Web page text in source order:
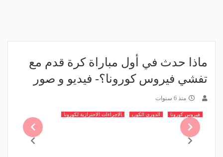
ماذا حدث في أول مباراة كرة قدم مع
تفشي فيروس كورونا؟- فيديو و صور
منذ 6 سنوات
فيروس كورونا الدوري الكوري الاجراءات الاحترازية لكورونا